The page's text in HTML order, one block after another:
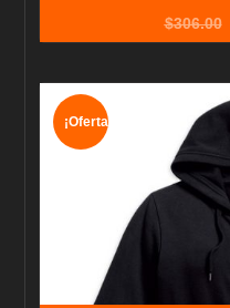
$306.00
¡Oferta!